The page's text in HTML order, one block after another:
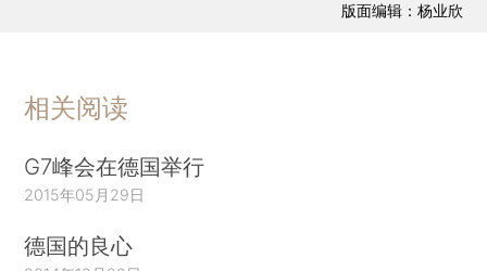
版面编辑：杨业欣
相关阅读
G7峰会在德国举行
2015年05月29日
德国的良心